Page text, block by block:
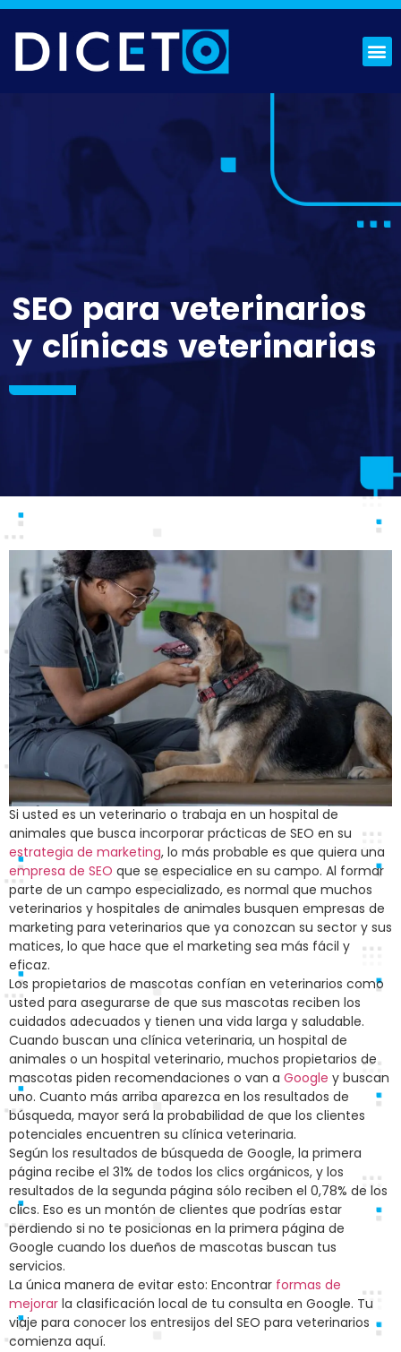
SEO para veterinarios
y clínicas veterinarias
Si usted es un veterinario o trabaja en un hospital de
animales que busca incorporar prácticas de SEO en su
estrategia de marketing, lo más probable es que quiera una
empresa de SEO que se especialice en su campo. Al formar
parte de un campo especializado, es normal que muchos
veterinarios y hospitales de animales busquen empresas de
marketing para veterinarios que ya conozcan su sector y sus
matices, lo que hace que el marketing sea más fácil y
eficaz.
Los propietarios de mascotas confían en veterinarios como
usted para asegurarse de que sus mascotas reciben los
cuidados adecuados y tienen una vida larga y saludable.
Cuando buscan una clínica veterinaria, un hospital de
animales o un hospital veterinario, muchos propietarios de
mascotas piden recomendaciones o van a Google y buscan
uno. Cuanto más arriba aparezca en los resultados de
búsqueda, mayor será la probabilidad de que los clientes
potenciales encuentren su clínica veterinaria.
Según los resultados de búsqueda de Google, la primera
página recibe el 31% de todos los clics orgánicos, y los
resultados de la segunda página sólo reciben el 0,78% de los
clics. Eso es un montón de clientes que podrías estar
perdiendo si no te posicionas en la primera página de
Google cuando los dueños de mascotas buscan tus
servicios.
La única manera de evitar esto: Encontrar formas de
mejorar la clasificación local de tu consulta en Google. Tu
viaje para conocer los entresijos del SEO para veterinarios
comienza aquí.